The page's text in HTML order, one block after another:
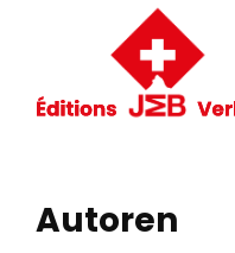
Autoren